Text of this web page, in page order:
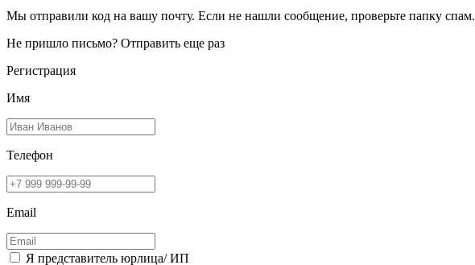
Мы отправили код на вашу почту. Если не нашли сообщение, проверьте папку спам.
Не пришло письмо? Отправить еще раз
Регистрация
Имя
Телефон
Email
Я представитель юрлица/ ИП